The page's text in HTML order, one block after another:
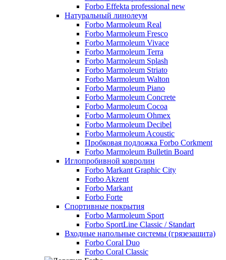
Forbo Effekta professional new
Натуральный линолеум
Forbo Marmoleum Real
Forbo Marmoleum Fresco
Forbo Marmoleum Vivace
Forbo Marmoleum Terra
Forbo Marmoleum Splash
Forbo Marmoleum Striato
Forbo Marmoleum Walton
Forbo Marmoleum Piano
Forbo Marmoleum Concrete
Forbo Marmoleum Cocoa
Forbo Marmoleum Ohmex
Forbo Marmoleum Decibel
Forbo Marmoleum Acoustic
Пробковая подложка Forbo Corkment
Forbo Marmoleum Bulletin Board
Иглопробивной ковролин
Forbo Markant Graphic City
Forbo Akzent
Forbo Markant
Forbo Forte
Спортивные покрытия
Forbo Marmoleum Sport
Forbo SportLine Classic / Standart
Входные напольные системы (грязезащита)
Forbo Coral Duo
Forbo Coral Classic